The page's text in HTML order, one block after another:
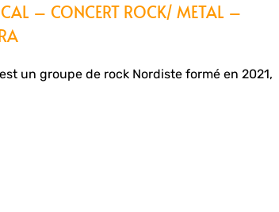
– CONCERT ROCK/ METAL –
un groupe de rock Nordiste formé en 2021,